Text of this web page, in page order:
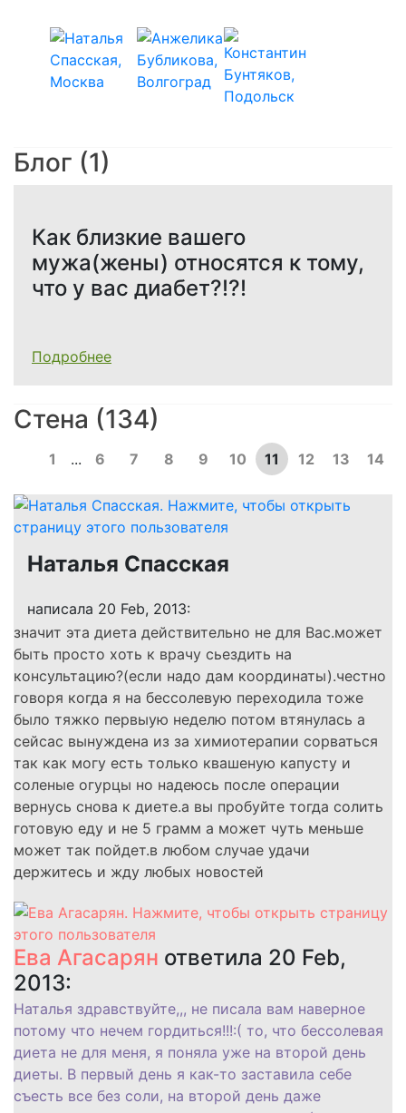
Блог (1)
Как близкие вашего
мужа(жены) относятся к тому,
что у вас диабет?!?!
Подробнее
Стена (134)
1 ... 6 7 8 9 10 11 12 13 14
Наталья Спасская
написала 20 Feb, 2013:
значит эта диета действительно не для Вас.может
быть просто хоть к врачу сьездить на
консультацию?(если надо дам координаты).честно
говоря когда я на бессолевую переходила тоже
было тяжко первыую неделю потом втянулась а
сейсас вынуждена из за химиотерапии сорваться
так как могу есть только квашеную капусту и
соленые огурцы но надеюсь после операции
вернусь снова к диете.а вы пробуйте тогда солить
готовую еду и не 5 грамм а может чуть меньше
может так пойдет.в любом случае удачи
держитесь и жду любых новостей
Ева Агасарян ответила 20 Feb,
2013:
Наталья здравствуйте,,, не писала вам наверное
потому что нечем гордиться!!!:( то, что бессолевая
диета не для меня, я поняла уже на второй день
диеты. В первый день я как-то заставила себе
съесть все без соли, на второй день даже